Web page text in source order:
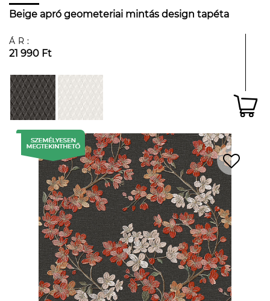
Beige apró geometeriai mintás design tapéta
ÁR:
21 990 Ft